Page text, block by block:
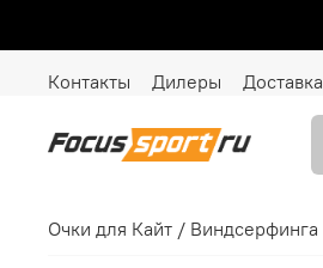
Контакты Дилеры Доставка
Очки для Кайт / Виндсерфинга